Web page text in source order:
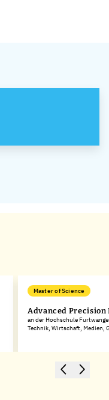
Master of Science
Advanced
an der Hochschule
Technik, Wirtschaft, Medien,